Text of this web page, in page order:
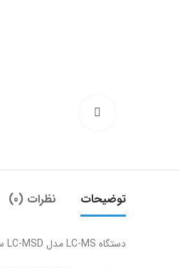
توضیحات نظرات (0)
دستگاه LC-MS مدل LC-MSD ساخت شرکت آجیلنت